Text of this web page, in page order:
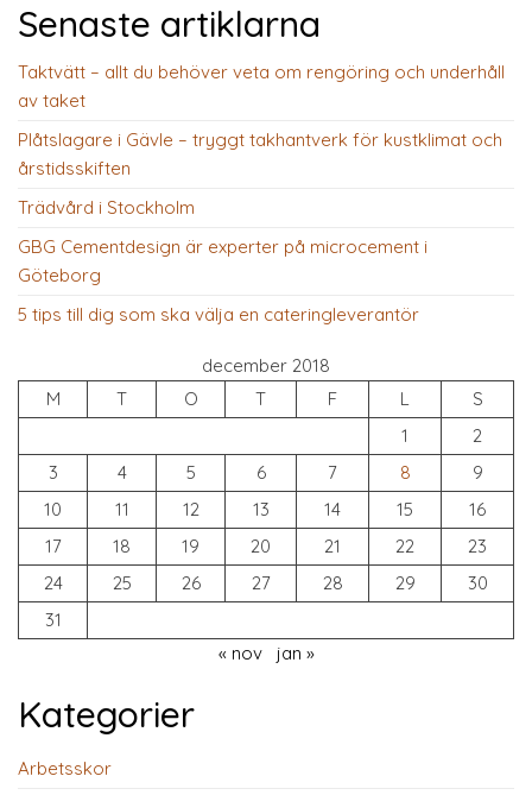
Senaste artiklarna
Taktvätt – allt du behöver veta om rengöring och underhåll
av taket
Plåtslagare i Gävle – tryggt takhantverk för kustklimat och
årstidsskiften
Trädvård i Stockholm
GBG Cementdesign är experter på microcement i
Göteborg
5 tips till dig som ska välja en cateringleverantör
december 2018
M
T O T F L
S
1
2
3
4 5 6 7 8
9
10
11 12 13 14 15
16
17
18 19 20 21 22
23
24
25 26 27 28 29
30
31
« nov
jan »
Kategorier
Arbetsskor